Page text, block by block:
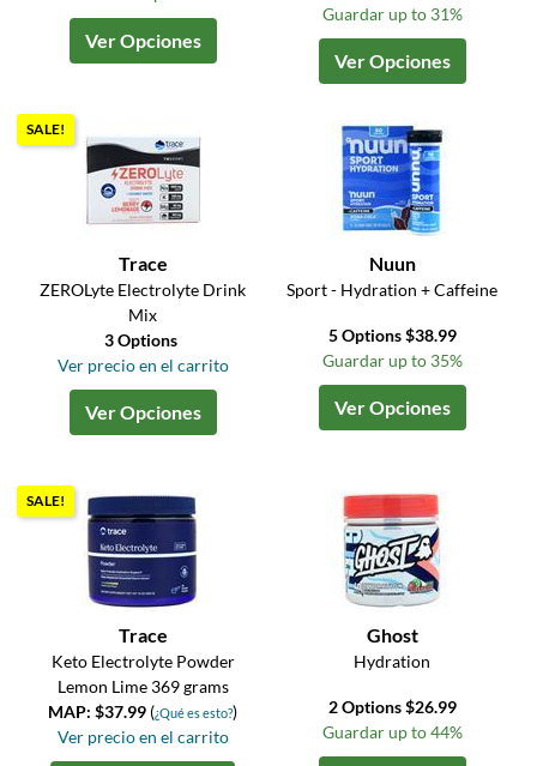
Ver Opciones
Guardar up to 31%
Ver Opciones
SALE!
Trace
ZEROLyte Electrolyte Drink
Mix
3 Options
Ver precio en el carrito
Ver Opciones
Nuun
Sport - Hydration + Caffeine
5 Options $38.99
Guardar up to 35%
Ver Opciones
SALE!
Trace
Keto Electrolyte Powder
Lemon Lime 369 grams
MAP: $37.99 (¿Qué es esto?)
Ver precio en el carrito
Ghost
Hydration
2 Options $26.99
Guardar up to 44%